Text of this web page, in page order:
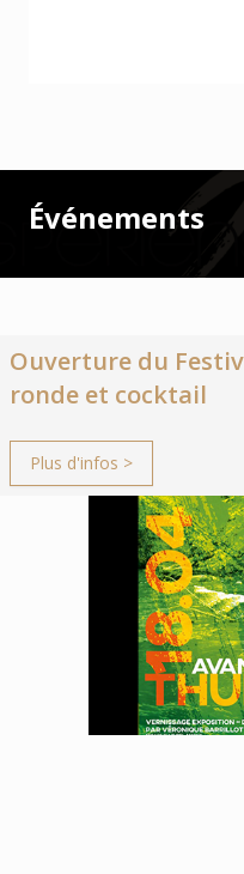
Événements
Ouverture du
ronde et cocktail
Plus d'infos >